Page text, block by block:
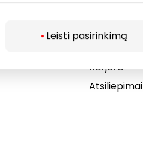
Leisti pasirinkimą
Akcijos
Karjera
Atsiliepimai